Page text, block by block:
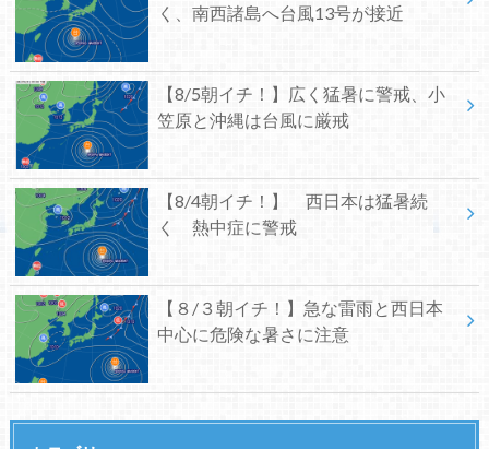
く、南西諸島へ台風13号が接近
【8/5朝イチ！】広く猛暑に警戒、小
笠原と沖縄は台風に厳戒
【8/4朝イチ！】 西日本は猛暑続
く 熱中症に警戒
【８/３朝イチ！】急な雷雨と西日本
中心に危険な暑さに注意